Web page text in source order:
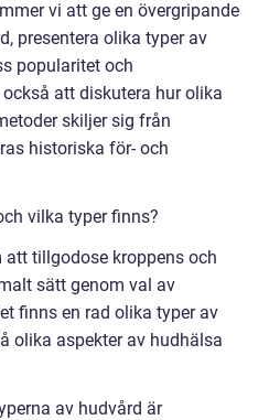
vi att ge en övergripande
presentera olika typer av
popularitet och
att diskutera hur olika
skiljer sig från
historiska för- och
vilka typer finns?
tillgodose kroppens och
sätt genom val av
finns en rad olika typer av
olika aspekter av hudhälsa
av hudvård är